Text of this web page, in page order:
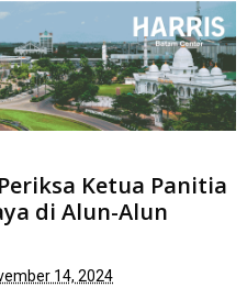
Panitia Pelaksana Pesta
Ketua Panitia
di Alun-Alun
14, 2024